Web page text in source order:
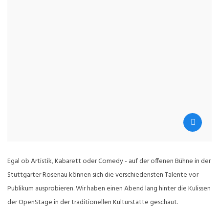
Egal ob Artistik, Kabarett oder Comedy - auf der offenen Bühne in der
Stuttgarter Rosenau können sich die verschiedensten Talente vor
Publikum ausprobieren. Wir haben einen Abend lang hinter die Kulissen
der OpenStage in der traditionellen Kulturstätte geschaut.